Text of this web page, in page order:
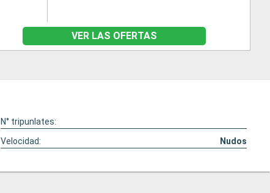
VER LAS OFERTAS
N° tripunlates:
Velocidad: Nudos